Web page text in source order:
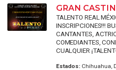
GRAN
TALENTO REAL
INSCRIPCIONES!!!
CANTANTES,
COMEDIANTES,
CUALQUIER
Estados:Chihuahua,